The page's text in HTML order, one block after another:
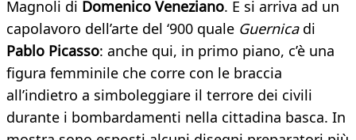
Magnoli di Domenico Veneziano. E si arriva ad un
capolavoro dell’arte del ‘900 quale Guernicadi
Pablo Picasso: anche qui, in primo piano, c’è una
figura femminile che corre con le braccia
all’indietro a simboleggiare il terrore dei civili
durante i bombardamenti nella cittadina basca. In